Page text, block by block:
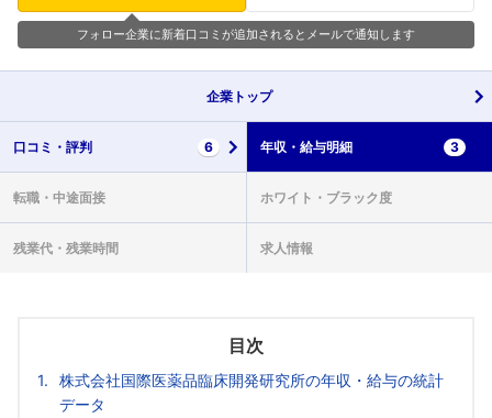
フォロー企業に新着口コミが追加されるとメールで通知します
企業 トップ
口コミ・ 評判 6 年収・ 給与明細 3
転職・ 中途面接 ホワイト・ ブラック度
残業代・ 残業時間 求人情報
目次
株式会社国際医薬品臨床開発研究所の年収・給与の統計
データ